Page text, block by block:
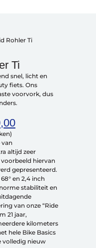
vakantiefiets
Rohler Ti
Ti
snel, licht en
fiets. Ons
voorvork, dus
van
altijd zeer
hiervan
gepresenteerd.
en 2,4 inch
stabiliteit en
van onze “Ride
21 jaar,
kilometers
hele Bike Basics
volledig nieuw